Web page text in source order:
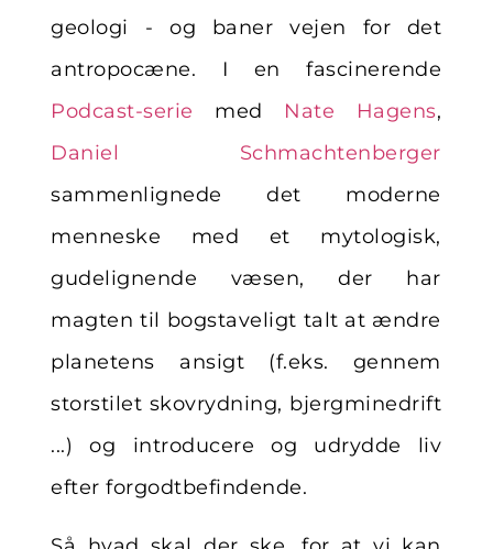
geologi - og baner vejen for det
antropocæne. I en fascinerende
Podcast-serie med Nate Hagens,
Daniel Schmachtenberger
sammenlignede det moderne
menneske med et mytologisk,
gudelignende væsen, der har
magten til bogstaveligt talt at ændre
planetens ansigt (f.eks. gennem
storstilet skovrydning, bjergminedrift
...) og introducere og udrydde liv
efter forgodtbefindende.